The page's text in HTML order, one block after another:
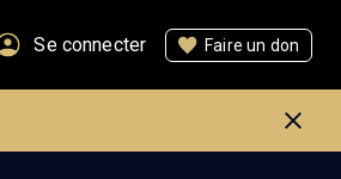
Se connecter Faire un don